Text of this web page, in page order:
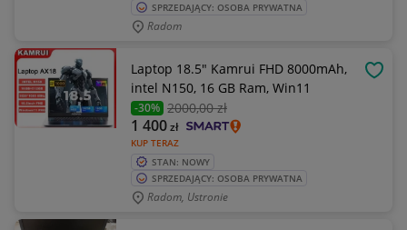
SPRZEDAJĄCY: OSOBA PRYWATNA
Radom
Laptop 18.5" Kamrui FHD 8000mAh,
intel N150, 16 GB Ram, Win11
-30% 2000,00 zł
KUP TERAZ
1 400zł
STAN: NOWY
SPRZEDAJĄCY: OSOBA PRYWATNA
Radom, Ustronie